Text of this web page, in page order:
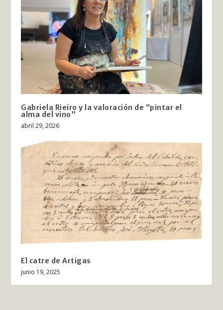
Gabriela Rieiro y la valoración de “pintar el
alma del vino”
abril 29, 2026
El catre de Artigas
junio 19, 2025